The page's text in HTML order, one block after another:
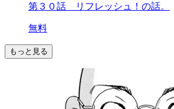
第３０話 リフレッシュ！の話。
無料
もっと見る